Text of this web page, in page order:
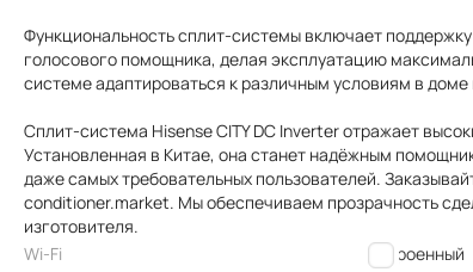
Функциональность сплит-системы включает
голосового помощника, делая эксплуатацию
системе адаптироваться к различным условиям в
Сплит-система Hisense CITY DC Inverter отражает
Установленная в Китае, она станет надёжным
даже самых требовательных пользователей.
conditioner.market. Мы обеспечиваем прозрачность
изготовителя.
Wi-Fi
Встроенный